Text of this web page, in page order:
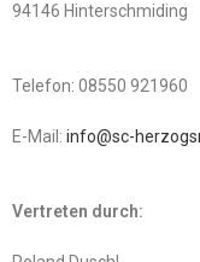
94146 Hinterschmiding
Telefon: 08550 921960
E-Mail: info@sc-
Vertreten durch: